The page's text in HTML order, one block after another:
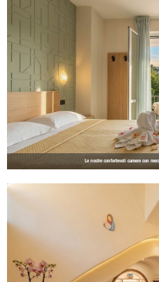
Le nostre confortevoli camere con